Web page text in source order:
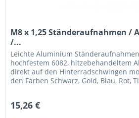
M8 x 1,25 Ständeraufnahmen /
/...
Leichte Aluminium
hochfestem 6082, hitzebehandeltem
direkt auf den Hinterradschwingen
den Farben Schwarz, Gold, Blau, Rot,
15,26 €